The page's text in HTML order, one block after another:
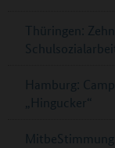
Thüringen:
Hamburg:
„Hingucker“